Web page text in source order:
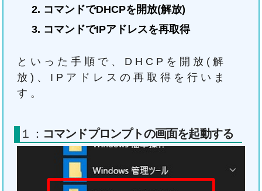
コマンドでDHCPを開放(解放)
コマンドでIPアドレスを再取得
といった手順で、DHCPを開放(解
放)、IPアドレスの再取得を行いま
す。
１： コマンドプロンプトの画面を起動する